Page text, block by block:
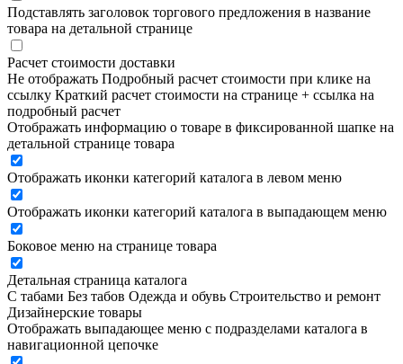
Подставлять заголовок торгового предложения в название
товара на детальной странице
Расчет стоимости доставки
Не отображать Подробный расчет стоимости при клике на
ссылку Краткий расчет стоимости на странице + ссылка на
подробный расчет
Отображать информацию о товаре в фиксированной шапке на
детальной странице товара
Отображать иконки категорий каталога в левом меню
Отображать иконки категорий каталога в выпадающем меню
Боковое меню на странице товара
Детальная страница каталога
С табами Без табов Одежда и обувь Строительство и ремонт
Дизайнерские товары
Отображать выпадающее меню с подразделами каталога в
навигационной цепочке